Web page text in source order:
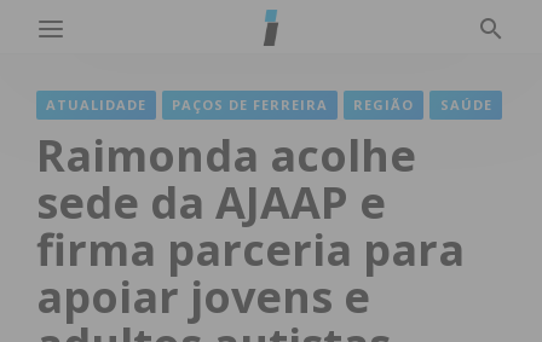
ATUALIDADE PAÇOS DE FERREIRA REGIÃO SAÚDE
Raimonda acolhe
sede da AJAAP e
firma parceria para
apoiar jovens e